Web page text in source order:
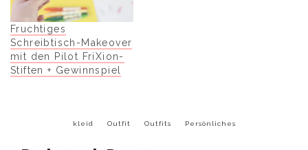
Fruchtiges
Schreibtisch-Makeover
mit den Pilot FriXion-
Stiften + Gewinnspiel
kleid Outfit Outfits Persönliches